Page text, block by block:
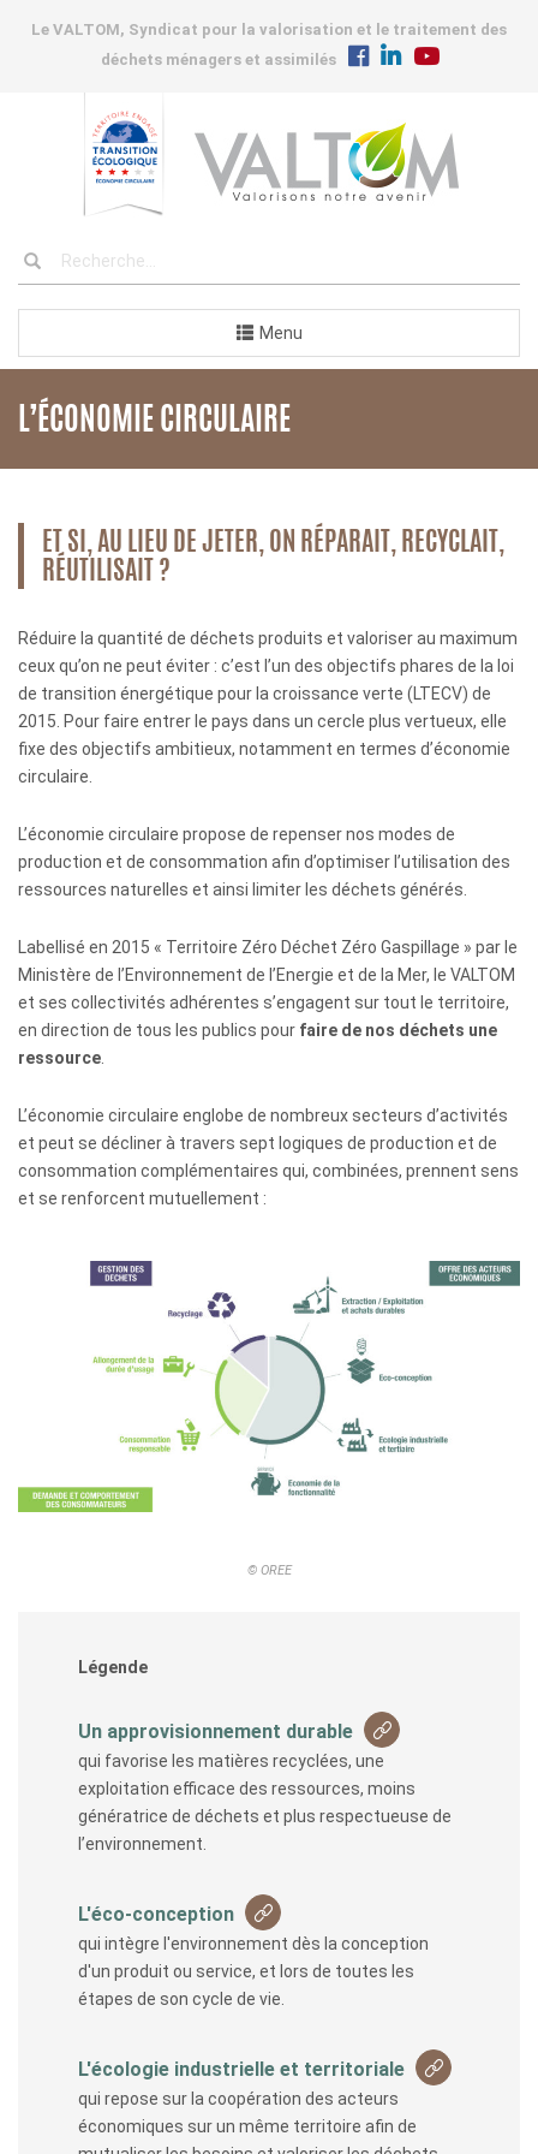
Le VALTOM, Syndicat pour la valorisation et le traitement des
déchets ménagers et assimilés
Menu
L’ÉCONOMIE CIRCULAIRE
ET SI, AU LIEU DE JETER, ON RÉPARAIT, RECYCLAIT,
RÉUTILISAIT ?
Réduire la quantité de déchets produits et valoriser au maximum
ceux qu’on ne peut éviter : c’est l’un des objectifs phares de la loi
de transition énergétique pour la croissance verte (LTECV) de
2015. Pour faire entrer le pays dans un cercle plus vertueux, elle
fixe des objectifs ambitieux, notamment en termes d’économie
circulaire.
L’économie circulaire propose de repenser nos modes de
production et de consommation afin d’optimiser l’utilisation des
ressources naturelles et ainsi limiter les déchets générés.
Labellisé en 2015 « Territoire Zéro Déchet Zéro Gaspillage » par le
Ministère de l’Environnement de l’Energie et de la Mer, le VALTOM
et ses collectivités adhérentes s’engagent sur tout le territoire,
en direction de tous les publics pour faire de nos déchets une
ressource
L’économie circulaire englobe de nombreux secteurs d’activités
et peut se décliner à travers sept logiques de production et de
consommation complémentaires qui, combinées, prennent sens
et se renforcent mutuellement :
© OREE
Légende
Un approvisionnement durable
qui favorise les matières recyclées, une
exploitation efficace des ressources, moins
génératrice de déchets et plus respectueuse de
l’environnement.
L'éco-conception
qui intègre l'environnement dès la conception
d'un produit ou service, et lors de toutes les
étapes de son cycle de vie.
L'écologie industrielle et territoriale
qui repose sur la coopération des acteurs
économiques sur un même territoire afin de